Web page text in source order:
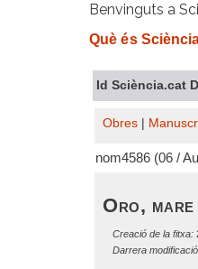
Benvinguts a
Què és
Id Sciència.cat
Obres
nom4586 (06 /
Oro,
Creació de la fitxa:
Darrera